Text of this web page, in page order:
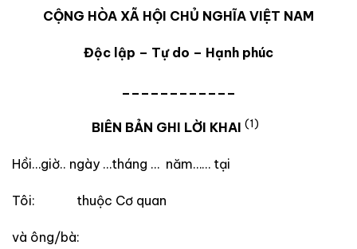
CỘNG HÒA XÃ HỘI CHỦ NGHĨA VIỆT NAM
Độc lập – Tự do – Hạnh phúc
BIÊN BẢN GHI LỜI KHAI (1)
Hồi…giờ.. ngày …tháng … năm…… tại
Tôi: thuộc Cơ quan
và ông/bà: